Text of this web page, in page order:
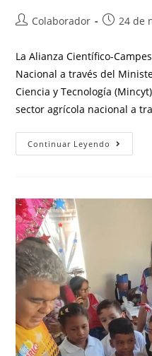
Colaborador 24 de
La Alianza Científico-
Nacional a través del
Ciencia y Tecnología
sector agrícola nacional a
Continuar Leyendo